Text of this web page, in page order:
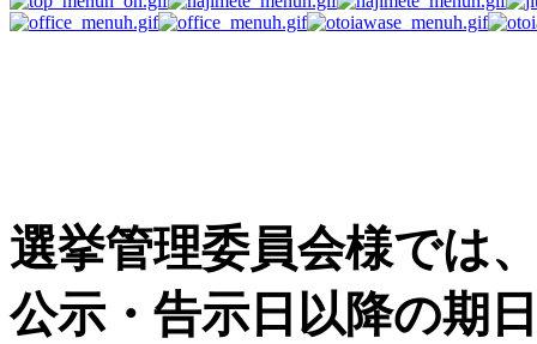
選挙管理委員会様では
公示・告示日以降の期